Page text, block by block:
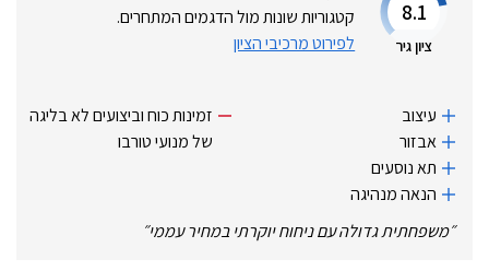
8.1
ציון גיר
קטגוריות שונות מול הדגמים המתחרים.
לפירוט מרכיבי הציון
עיצוב
אבזור
תא נוסעים
הנאה מנהיגה
זמינות כוח וביצועים לא בליגה
של מנועי טורבו
״משפחתית גדולה עם ניחוח יוקרתי במחיר עממי״